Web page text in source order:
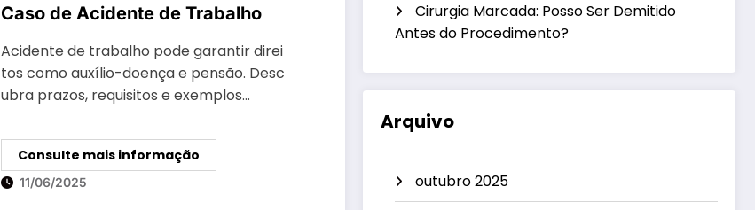
Caso de Acidente de Trabalho
Acidente de trabalho pode garantir direi
tos como auxílio-doença e pensão. Desc
ubra prazos, requisitos e exemplos…
Consulte mais informação
11/06/2025
Cirurgia Marcada: Posso Ser Demitido
Antes do Procedimento?
Arquivo
outubro 2025